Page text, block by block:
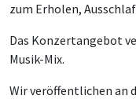
zum Erholen,
Das Konzertangebot
Musik-Mix.
Wir veröffentlichen an